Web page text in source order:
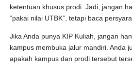
ketentuan khusus prodi. Jadi, jangan
“pakai nilai UTBK”, tetapi baca
Jika Anda punya KIP Kuliah, jangan
kampus membuka jalur mandiri. Anda
apakah kampus dan prodi tersebut